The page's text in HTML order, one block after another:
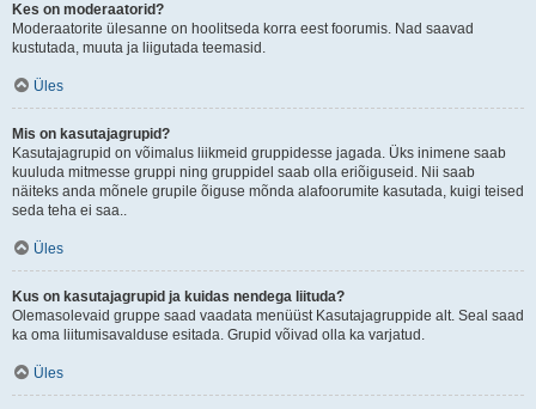
Kes on moderaatorid?
Moderaatorite ülesanne on hoolitseda korra eest foorumis. Nad saavad
kustutada, muuta ja liigutada teemasid.
Üles
Mis on kasutajagrupid?
Kasutajagrupid on võimalus liikmeid gruppidesse jagada. Üks inimene saab
kuuluda mitmesse gruppi ning gruppidel saab olla eriõiguseid. Nii saab
näiteks anda mõnele grupile õiguse mõnda alafoorumite kasutada, kuigi teised
seda teha ei saa..
Üles
Kus on kasutajagrupid ja kuidas nendega liituda?
Olemasolevaid gruppe saad vaadata menüüst Kasutajagruppide alt. Seal saad
ka oma liitumisavalduse esitada. Grupid võivad olla ka varjatud.
Üles